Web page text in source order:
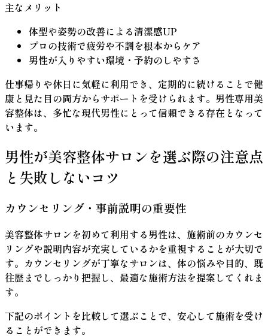
主なメリット
体型や姿勢の改善による清潔感UP
プロの技術で疲労や不調を根本からケア
男性が入りやすい環境・予約のしやすさ
仕事帰りや休日に気軽に利用でき、定期的に続けることで健
康と見た目の両方からサポートを受けられます。男性専用美
容整体は、多忙な現代男性にとって信頼できる存在となって
います。
男性が美容整体サロンを選ぶ際の注意点
と失敗しないコツ
カウンセリング・事前説明の重要性
美容整体サロンを初めて利用する男性は、施術前のカウンセ
リングや説明内容が充実しているかを重視することが大切で
す。 カウンセリングが丁寧なサロンは、体の悩みや目的、既
往歴までしっかり把握し、最適な施術方法を提案してくれま
す。
下記のポイントを比較して選ぶことで、安心して施術を受け
ることができます。